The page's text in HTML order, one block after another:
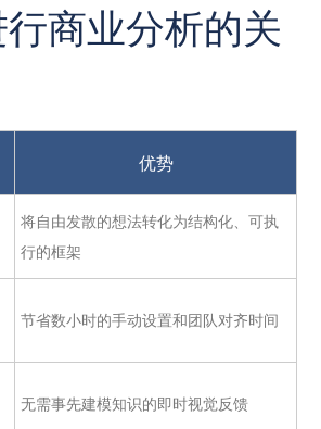
商业分析的关
优势
将自由发散的想法转化为结构化、可执
行的框架
节省数小时的手动设置和团队对齐时间
无需事先建模知识的即时视觉反馈